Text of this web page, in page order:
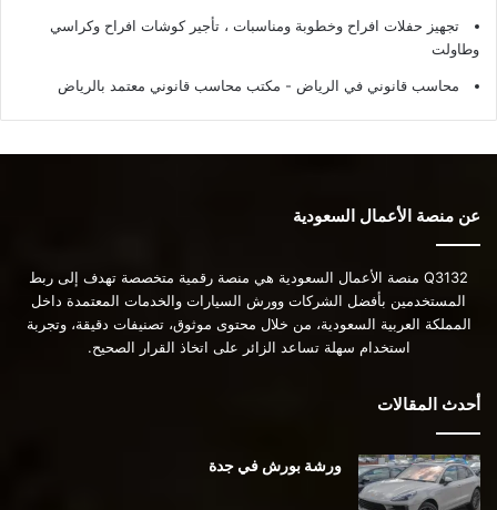
تجهيز حفلات افراح وخطوبة ومناسبات ، تأجير كوشات افراح وكراسي
وطاولت
محاسب قانوني في الرياض - مكتب محاسب قانوني معتمد بالرياض
عن منصة الأعمال السعودية
Q3132 منصة الأعمال السعودية هي منصة رقمية متخصصة تهدف إلى ربط
المستخدمين بأفضل الشركات وورش السيارات والخدمات المعتمدة داخل
المملكة العربية السعودية، من خلال محتوى موثوق، تصنيفات دقيقة، وتجربة
استخدام سهلة تساعد الزائر على اتخاذ القرار الصحيح.
أحدث المقالات
ورشة بورش في جدة